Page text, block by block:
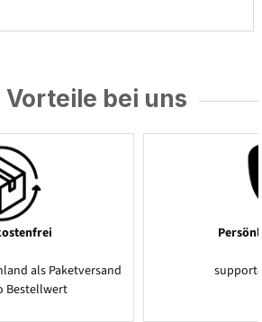
Vorteile bei uns
als Paketversand
Bestellwert